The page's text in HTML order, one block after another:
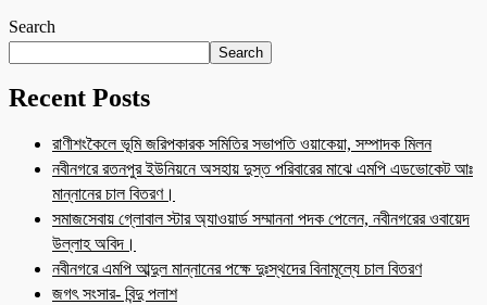
Search
Search
Recent Posts
রাণীশংকৈলে ভূমি জরিপকারক সমিতির সভাপতি ওয়াকেয়া, সম্পাদক মিলন
নবীনগরে রতনপুর ইউনিয়নে অসহায় দুস্ত পরিবারের মাঝে এমপি এডভোকেট আঃ
মান্নানের চাল বিতরণ।
সমাজসেবায় গ্লোবাল স্টার অ্যাওয়ার্ড সম্মাননা পদক পেলেন, নবীনগরের ওবায়েদ
উল্লাহ অবিদ।
নবীনগরে এমপি আব্দুল মান্নানের পক্ষে দুঃস্থদের বিনামূল্যে চাল বিতরণ
জগৎ সংসার- বিন্দু পলাশ